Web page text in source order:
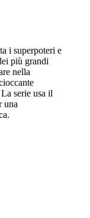
i superpoteri e
più grandi
nella
serie usa il
una